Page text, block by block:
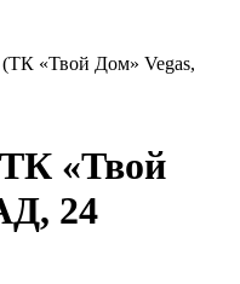
«Твой Дом» Vegas,
«Твой
24